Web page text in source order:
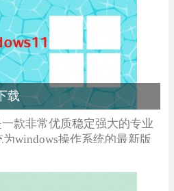
使用。
载
款非常优质稳定强大的专业
windows操作系统的最新版
超多的各种服务随时确保